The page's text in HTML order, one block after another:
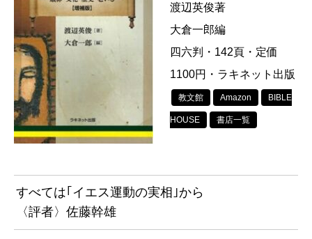
渡辺英俊著
大倉一郎編
四六判・142頁・定価
1100円・ラキネット出版
教文館 Amazon BIBLE
HOUSE 書店一覧
すべては｢イエス運動の実相｣から
〈評者〉佐藤幹雄